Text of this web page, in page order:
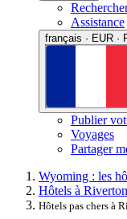
Assistance
français · EUR ·
Publier
Voyages
Partager
Wyoming : les
Hôtels à Riverton
Hôtels pas chers à